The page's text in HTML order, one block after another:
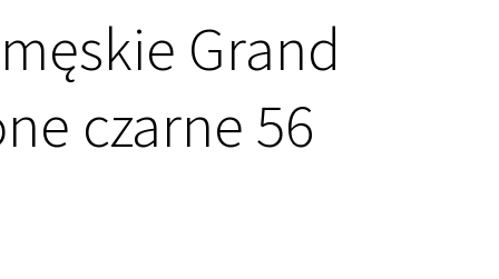
Grand
czarne 56